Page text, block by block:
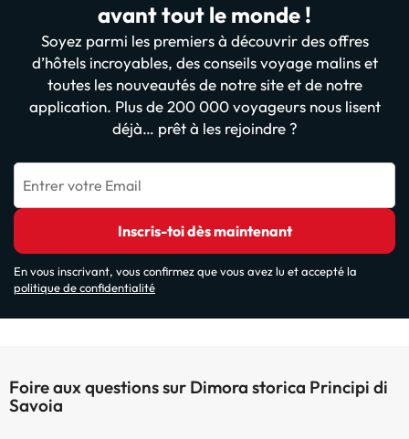
avant tout le monde !
Soyez parmi les premiers à découvrir des offres
d’hôtels incroyables, des conseils voyage malins et
toutes les nouveautés de notre site et de notre
application. Plus de 200 000 voyageurs nous lisent
déjà… prêt à les rejoindre ?
Entrer votre Email
Inscris-toi dès maintenant
En vous inscrivant, vous confirmez que vous avez lu et accepté la
politique de confidentialité
Foire aux questions sur Dimora storica Principi di
Savoia